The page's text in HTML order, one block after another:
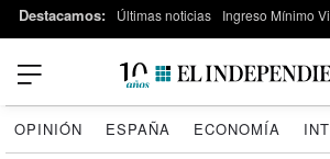
Destacamos: Últimas noticias Ingreso Mínimo
OPINIÓN ESPAÑA ECONOMÍA